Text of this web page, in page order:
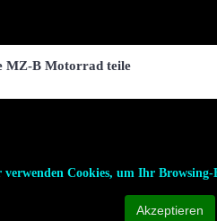
Cookies, um Ihr Browsing-
MZ-B Motorrad teile